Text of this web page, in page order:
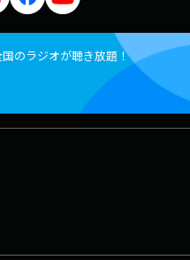
のラジオが聴き放題！